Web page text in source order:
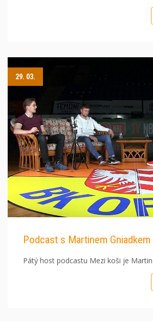
29. 03.
Podcast s Martinem Gniadkem
Pátý host podcastu Mezi koši je Martin